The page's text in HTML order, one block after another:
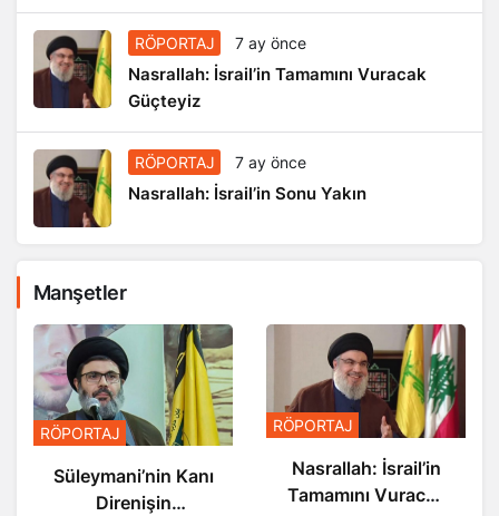
RÖPORTAJ 7 ay önce
Nasrallah: İsrail’in Tamamını Vuracak
Güçteyiz
RÖPORTAJ 7 ay önce
Nasrallah: İsrail’in Sonu Yakın
Manşetler
RÖPORTAJ
Süleymani’nin Kanı
Direnişin
RÖPORTAJ
Nasrallah: İsrail’in
Tamamını Vuracak